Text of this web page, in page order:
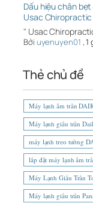
Dấu hiệu chân
Usac Chiropractic
" Usac
Bởi uyenuyen01 ,1
Thẻ chủ đề
Máy lạnh âm trần
Máy lạnh giấu trần
máy lạnh treo tường
lắp đặt máy lạnh âm
Máy Lạnh Giấu Trần
Máy lạnh giấu trần